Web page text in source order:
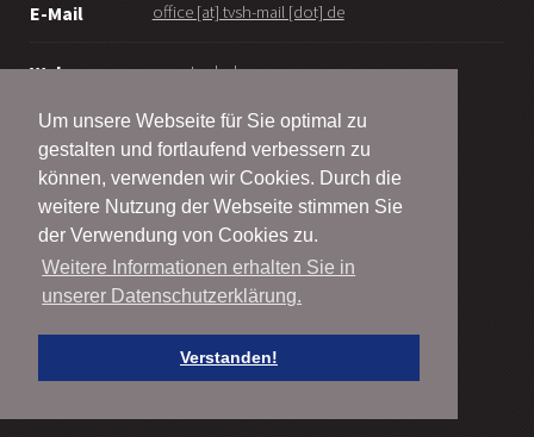
Um unsere Webseite für Sie optimal zu
gestalten und fortlaufend verbessern zu
können, verwenden wir Cookies. Durch die
weitere Nutzung der Webseite stimmen Sie
der Verwendung von Cookies zu.
Weitere Informationen erhalten Sie in
unserer Datenschutzerklärung.
Verstanden!
E-Mail office [at] tvsh-mail [dot] de
Web www.tv-sh.de
© Taekwondo-Verband Schleswig-Holstein e.V.
2001 - 2026
Alle Rechte vorbehalten
Impressum | Legal Notice
Datenschutz | Privacy Policy